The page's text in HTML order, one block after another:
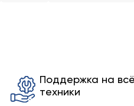
Поддержка на
техники